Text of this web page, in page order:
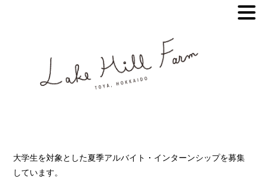
大学生を対象とした夏季アルバイト・インターンシップを募集
しています。